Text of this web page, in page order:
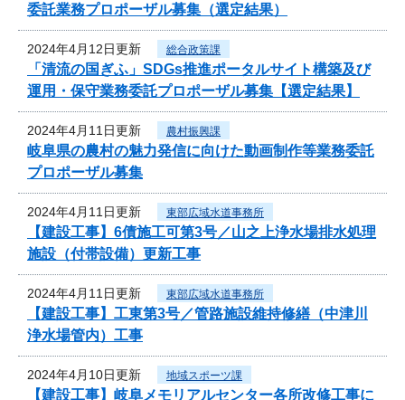
委託業務プロポーザル募集（選定結果）
2024年4月12日更新 総合政策課
「清流の国ぎふ」SDGs推進ポータルサイト構築及び
運用・保守業務委託プロポーザル募集【選定結果】
2024年4月11日更新 農村振興課
岐阜県の農村の魅力発信に向けた動画制作等業務委託
プロポーザル募集
2024年4月11日更新 東部広域水道事務所
【建設工事】6債施工可第3号／山之上浄水場排水処理
施設（付帯設備）更新工事
2024年4月11日更新 東部広域水道事務所
【建設工事】工東第3号／管路施設維持修繕（中津川
浄水場管内）工事
2024年4月10日更新 地域スポーツ課
【建設工事】岐阜メモリアルセンター各所改修工事に